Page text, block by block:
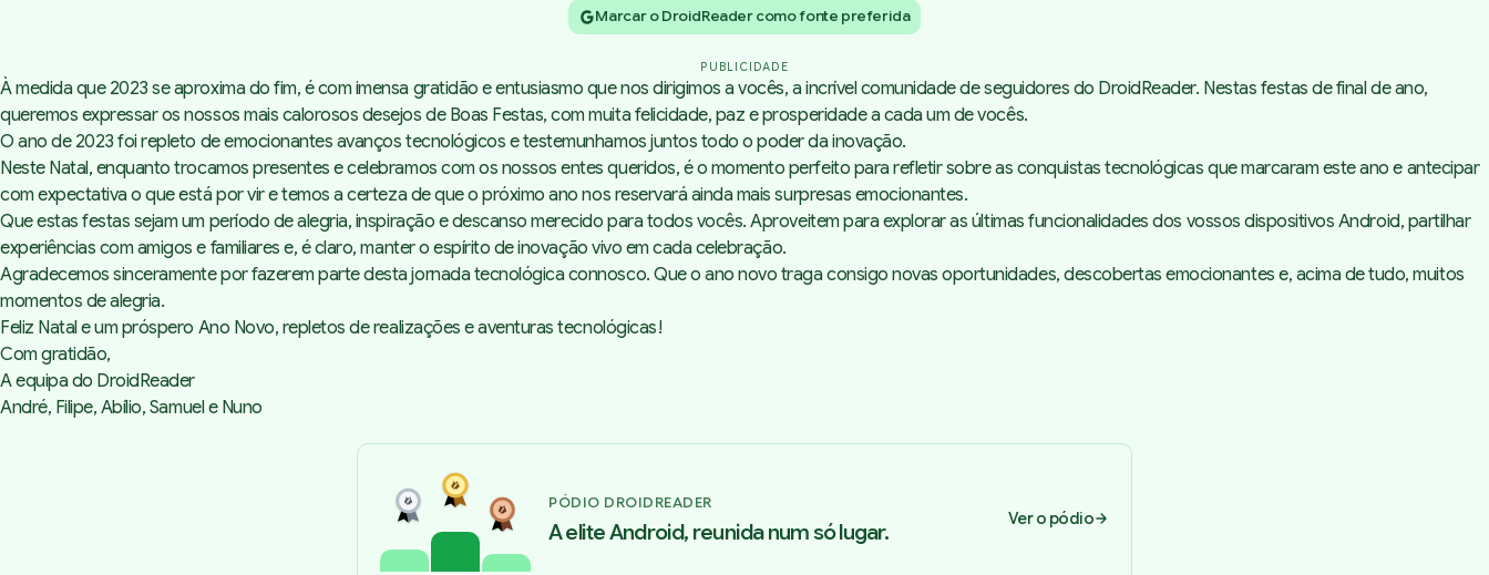
Marcar o DroidReader como fonte preferida
PUBLICIDADE
À medida que 2023 se aproxima do fim, é com imensa gratidão e entusiasmo que nos dirigimos a vocês, a incrível comunidade de seguidores do DroidReader. Nestas festas de final de ano,
queremos expressar os nossos mais calorosos desejos de Boas Festas, com muita felicidade, paz e prosperidade a cada um de vocês.
O ano de 2023 foi repleto de emocionantes avanços tecnológicos e testemunhamos juntos todo o poder da inovação.
Neste Natal, enquanto trocamos presentes e celebramos com os nossos entes queridos, é o momento perfeito para refletir sobre as conquistas tecnológicas que marcaram este ano e antecipar
com expectativa o que está por vir e temos a certeza de que o próximo ano nos reservará ainda mais surpresas emocionantes.
Que estas festas sejam um período de alegria, inspiração e descanso merecido para todos vocês. Aproveitem para explorar as últimas funcionalidades dos vossos dispositivos Android, partilhar
experiências com amigos e familiares e, é claro, manter o espírito de inovação vivo em cada celebração.
Agradecemos sinceramente por fazerem parte desta jornada tecnológica connosco. Que o ano novo traga consigo novas oportunidades, descobertas emocionantes e, acima de tudo, muitos
momentos de alegria.
Feliz Natal e um próspero Ano Novo, repletos de realizações e aventuras tecnológicas!
Com gratidão,
A equipa do DroidReader
André, Filipe, Abílio, Samuel e Nuno
PÓDIO DROIDREADER
A elite Android, reunida num só lugar. Ver o pódio